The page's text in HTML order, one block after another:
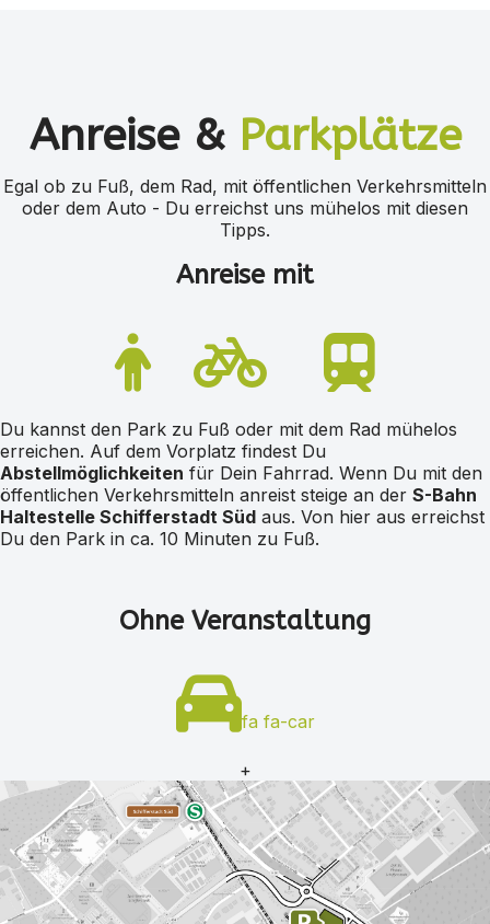
Anreise & Parkplätze
Egal ob zu Fuß, dem Rad, mit öffentlichen Verkehrsmitteln
oder dem Auto - Du erreichst uns mühelos mit diesen
Tipps.
Anreise mit
Du kannst den Park zu Fuß oder mit dem Rad mühelos
erreichen. Auf dem Vorplatz findest Du
Abstellmöglichkeiten für Dein Fahrrad. Wenn Du mit den
öffentlichen Verkehrsmitteln anreist steige an der S-Bahn
Haltestelle Schifferstadt Süd aus. Von hier aus erreichst
Du den Park in ca. 10 Minuten zu Fuß.
Ohne Veranstaltung
fa fa-car
+